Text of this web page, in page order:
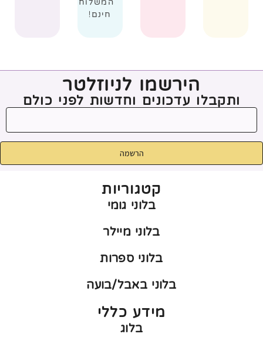
חינם!
הירשמו לניוזלטר
ותקבלו עדכונים וחדשות לפני כולם
הרשמה
קטגוריות
בלוני גומי
בלוני מיילר
בלוני ספרות
בלוני באבל/בועה
מידע כללי
בלוג